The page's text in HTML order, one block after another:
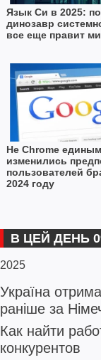
Язык Си в 2025:
динозавр
все еще правит
Не Chrome
изменились
пользователей
2024 году
В ЦЕЙ ДЕНЬ
2025
Україна
раніше за
Как найти
конкурентов